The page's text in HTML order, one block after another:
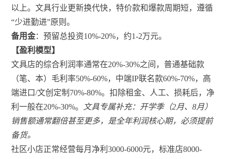
以上。文具行业更新换代快，特价款和爆款周期短，遵循
“少进勤进”原则。
备用金：预留总投资10%-20%，约1-2万元。
【盈利模型】
文具店的综合利润率通常在20%-30%之间，普通基础款
（笔、本）毛利率50%-60%，中端IP联名款60%-70%，高
端进口/文创定制70%-80%。扣除租金、人工、损耗后，净
利一般在20%-30%。
文具专属补充：开学季（2月、8月）
销售额通常翻倍甚至更多，是全年利润核心期，必须提前
备货。
社区小店正常经营每月净利3000-6000元，标准店8000-